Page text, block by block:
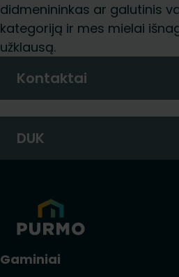
didmenininkas ar galutinis
kategoriją ir mes mielai
užklausą.
Kontaktai
DUK
Gaminiai